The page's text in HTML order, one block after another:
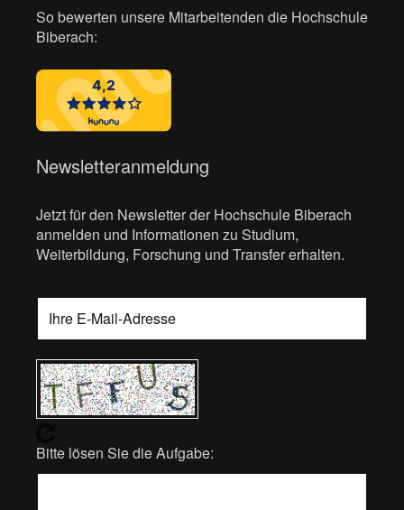
So bewerten unsere Mitarbeitenden die Hochschule
Biberach:
Newsletteranmeldung
Jetzt für den Newsletter der Hochschule Biberach
anmelden und Informationen zu Studium,
Weiterbildung, Forschung und Transfer erhalten.
Bitte lösen Sie die Aufgabe: